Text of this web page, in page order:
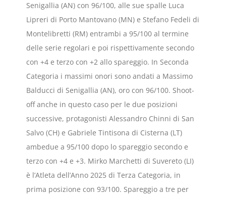
Senigallia (AN) con 96/100, alle sue spalle Luca
Lipreri di Porto Mantovano (MN) e Stefano Fedeli di
Montelibretti (RM) entrambi a 95/100 al termine
delle serie regolari e poi rispettivamente secondo
con +4 e terzo con +2 allo spareggio. In Seconda
Categoria i massimi onori sono andati a Massimo
Balducci di Senigallia (AN), oro con 96/100. Shoot-
off anche in questo caso per le due posizioni
successive, protagonisti Alessandro Chinni di San
Salvo (CH) e Gabriele Tintisona di Cisterna (LT)
ambedue a 95/100 dopo lo spareggio secondo e
terzo con +4 e +3. Mirko Marchetti di Suvereto (LI)
è l’Atleta dell’Anno 2025 di Terza Categoria, in
prima posizione con 93/100. Spareggio a tre per